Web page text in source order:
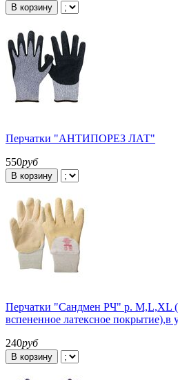
В корзину
Перчатки "АНТИПОРЕЗ ЛАТ"
550руб
В корзину
Перчатки "Сандмен РЧ" р. M,L,XL
вспененное латексное покрытие),в
240руб
В корзину